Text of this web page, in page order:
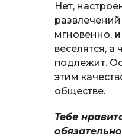
Нет,
мгновенно,
веселятся,
подлежит.
этим
обществе.
Тебе